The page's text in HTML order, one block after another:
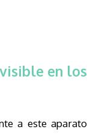
en los
a este aparato